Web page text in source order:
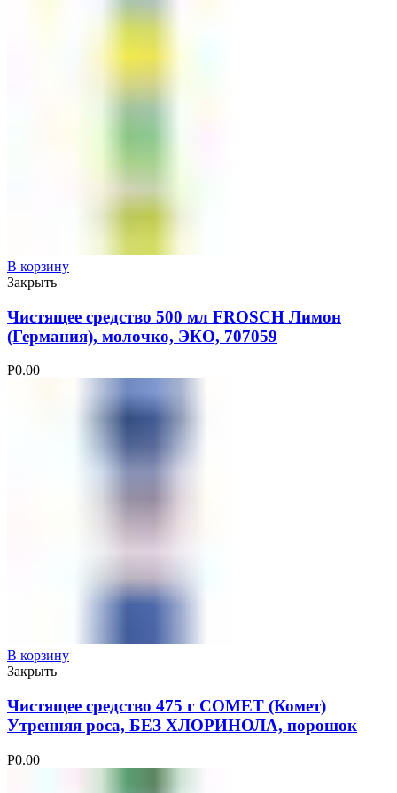
В корзину
Закрыть
Чистящее средство 500 мл FROSCH Лимон
(Германия), молочко, ЭКО, 707059
Р0.00
В корзину
Закрыть
Чистящее средство 475 г COMET (Комет)
Утренняя роса, БЕЗ ХЛОРИНОЛА, порошок
Р0.00